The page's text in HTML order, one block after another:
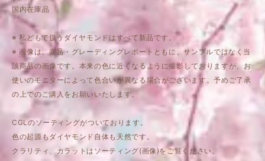
国内在庫品
※ 私どもで扱うダイヤモンドはすべて新品です。
※ 画像は、商品・グレーディングレポートともに、サンプルではなく当
該商品の画像です。本来の色に近くなるように撮影しておりますが、お
使いのモニターによって色合いが異なる場合がございます。予めご了承
の上でのご購入をお願いいたします。
CGLのソーティングがついております。
色の起源もダイヤモンド自体も天然です。
クラリティ、カラットはソーティング(画像)をご覧ください。